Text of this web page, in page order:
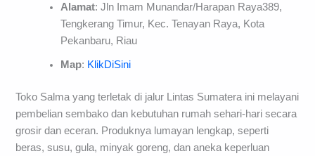
Alamat: Jln Imam Munandar/Harapan Raya389,
Tengkerang Timur, Kec. Tenayan Raya, Kota
Pekanbaru, Riau
Map: KlikDiSini
Toko Salma yang terletak di jalur Lintas Sumatera ini melayani
pembelian sembako dan kebutuhan rumah sehari-hari secara
grosir dan eceran. Produknya lumayan lengkap, seperti
beras, susu, gula, minyak goreng, dan aneka keperluan